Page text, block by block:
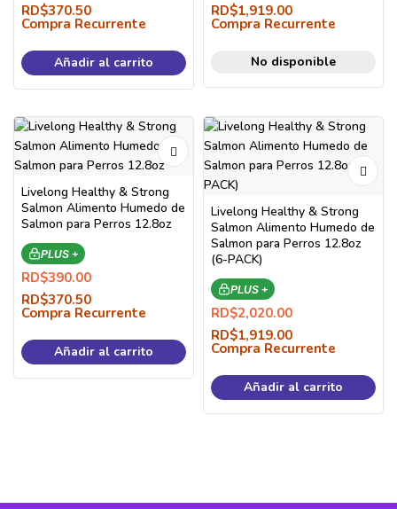
RD$370.50
Compra Recurrente
Añadir al carrito
RD$1,919.00
Compra Recurrente
No disponible
Livelong Healthy & Strong
Salmon Alimento Humedo de
Salmon para Perros 12.8oz
PLUS +
RD$390.00
RD$370.50
Compra Recurrente
Añadir al carrito
Livelong Healthy & Strong
Salmon Alimento Humedo de
Salmon para Perros 12.8oz
(6-PACK)
PLUS +
RD$2,020.00
RD$1,919.00
Compra Recurrente
Añadir al carrito